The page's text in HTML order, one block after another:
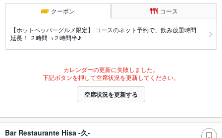
クーポン コース
【ホットペッパーグルメ限定】 コースのネット予約で、飲み放題時間
延長！ ２時間→２時間半♪
カレンダーの更新に失敗しました。
下記ボタンを押して空席状況を更新してください。
空席状況を更新する
Bar Restaurante Hisa -久-